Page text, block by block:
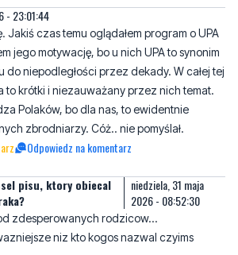
- 23:01:44
Jakiś czas temu oglądałem program o UPA
jego motywację, bo u nich UPA to synonim
do niepodległości przez dekady. W całej tej
to krótki i niezauważany przez nich temat.
Polaków, bo dla nas, to ewidentnie
zbrodniarzy. Cóż.. nie pomyślał.
Odpowiedz na komentarz
pisu, ktory obiecal
niedziela, 31 maja
2026 - 08:52:30
zdesperowanych rodzicow…
niz kto kogos nazwal czyims